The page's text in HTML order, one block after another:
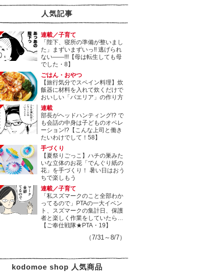
人気記事
連載／子育て
「陛下、寝所の準備が整いまし
た」まずいまずいっ!! 逃げられ
ない――!!!【母は転生しても母
でした・8】
ごはん・おやつ
【旅行気分でスペイン料理】炊
飯器に材料を入れて炊くだけで
おいしい「パエリア」の作り方
連載
部長がヘッドハンティング!? で
も会話の中身は子どものオペレ
ーション!?【こんな上司と働き
たいわけでして！58】
手づくり
【夏祭りごっこ】ハチの巣みた
いな立体のお花「でんぐり紙の
花」を手づくり！ 暑い日はおう
ちで楽しもう
連載／子育て
「私スズマークのこと全部わか
ってるので」PTAの一大イベン
ト、スズマークの集計日、保護
者と楽しく作業をしていたら…
【ご奉仕戦隊★PTA・19】
（7/31～8/7）
kodomoe shop 人気商品